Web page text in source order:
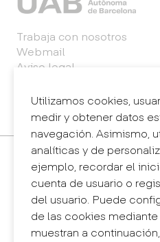
Utilizamos cookies,
medir y obtener datos
navegación. Asimismo,
analíticas y de
ejemplo, recordar el
cuenta de usuario o
del usuario. Puede
de las cookies
muestran a
Trabaja con nosotros
Webmail
Aviso legal
Sistema interno de
denuncias)
Contacto
+34 932 030 923
info@eina.cat
Eina Sentmenat